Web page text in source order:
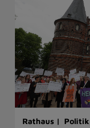
Rathaus | Politik